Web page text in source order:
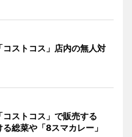
コストコス」店内の無人対
コストコス」で販売する
る総菜や「8スマカレー」